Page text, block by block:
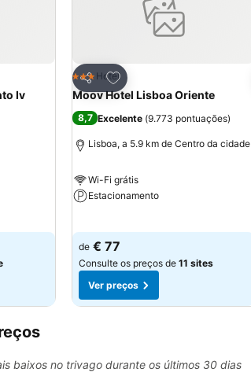
Iv
Partilhar
Adicionar aos favoritos
3 Estrelas
Hotel
Moov Hotel Lisboa Oriente
8,7 Excelente (9.773 pontuações)
Lisboa, a 5.9 km de Centro da cidade
Wi-Fi grátis
Estacionamento
de € 77
Consulte os preços de 11 sites
Ver preços
baixos no trivago durante os últimos 30 dias